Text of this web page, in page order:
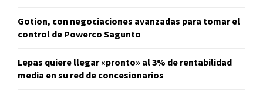
Gotion, con negociaciones avanzadas para tomar el
control de Powerco Sagunto
Lepas quiere llegar «pronto» al 3% de rentabilidad
media en su red de concesionarios